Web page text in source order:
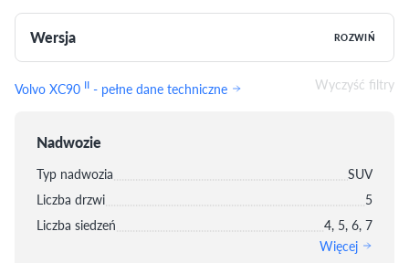
Wersja ROZWIŃ
Volvo XC90 II - pełne dane techniczne Wyczyść filtry
Nadwozie
Typ nadwozia
SUV
Liczba drzwi
5
Liczba siedzeń
4, 5, 6, 7
Więcej